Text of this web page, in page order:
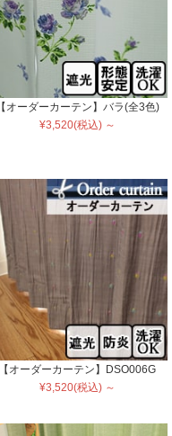
【オーダーカーテン】バラ(全3色)
¥3,520(税込) ～
【オーダーカーテン】DSO006G
¥3,520(税込) ～